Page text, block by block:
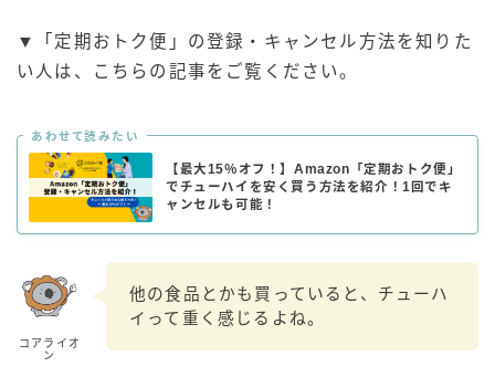
▼「定期おトク便」の登録・キャンセル方法を知りた
い人は、こちらの記事をご覧ください。
あわせて読みたい
【最大15％オフ！】Amazon「定期おトク便」
でチューハイを安く買う方法を紹介！1回でキ
ャンセルも可能！
コアライオ
ン
他の食品とかも買っていると、チューハ
イって重く感じるよね。